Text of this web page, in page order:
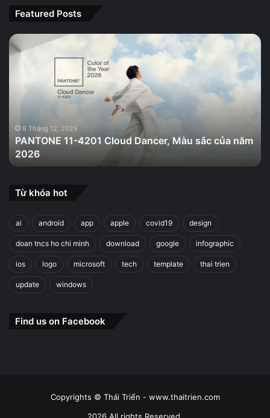
Featured Posts
PANTONE
11-
Màu
của
năm
2026
8 Tháng 12, 2025
PANTONE 11-4201 Cloud Dancer, Màu sắc của năm
2026
Từ khóa hot
ai android app apple covid19 design
doan tncs ho chi minh download google infographic
ios logo microsoft tech template thai trien
update windows
Find us on Facebook
Copyrights © Thái Triển - www.thaitrien.com